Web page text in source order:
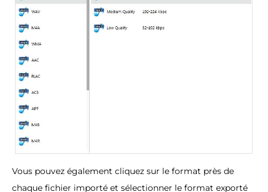
Vous pouvez également cliquez sur le format près de
chaque fichier importé et sélectionner le format exporté